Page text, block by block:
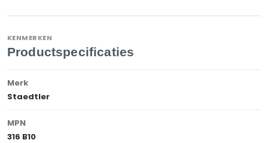
KENMERKEN
Productspecificaties
Merk
Staedtler
MPN
316 B10